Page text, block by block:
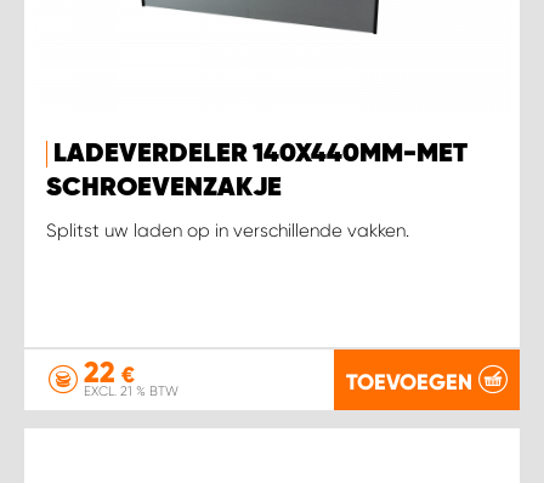
LADEVERDELER 140X440MM-MET
SCHROEVENZAKJE
Splitst uw laden op in verschillende vakken.
22 €
EXCL. 21 % BTW TOEVOEGEN